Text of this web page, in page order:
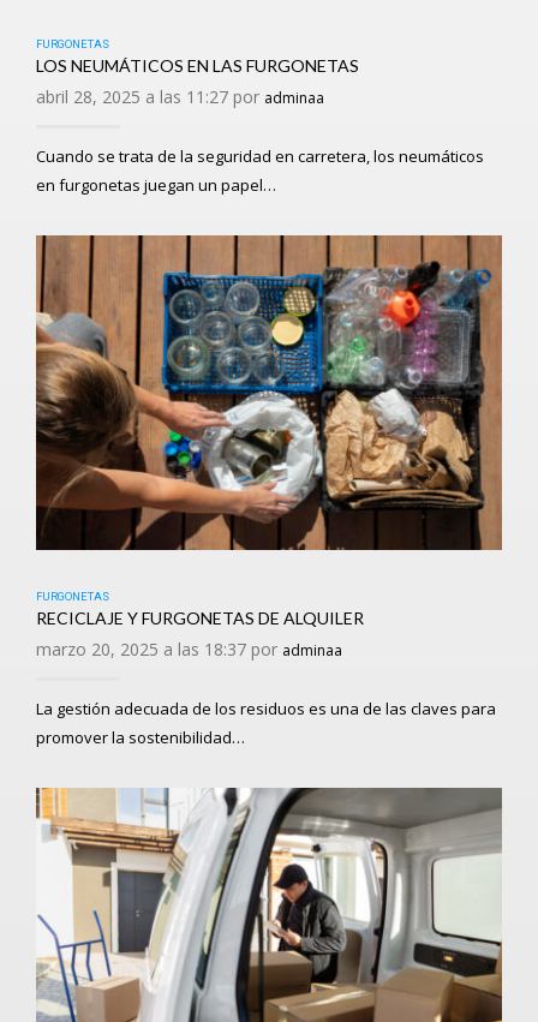
FURGONETAS
LOS NEUMÁTICOS EN LAS FURGONETAS
abril 28, 2025 a las 11:27 por adminaa
Cuando se trata de la seguridad en carretera, los neumáticos
en furgonetas juegan un papel…
FURGONETAS
RECICLAJE Y FURGONETAS DE ALQUILER
marzo 20, 2025 a las 18:37 por adminaa
La gestión adecuada de los residuos es una de las claves para
promover la sostenibilidad…